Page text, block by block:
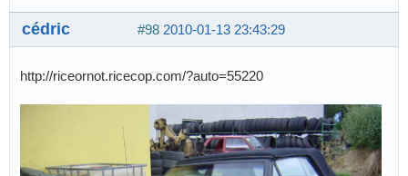
#98 2010-01-13 23:43:29
cédric
http://riceornot.ricecop.com/?auto=55220